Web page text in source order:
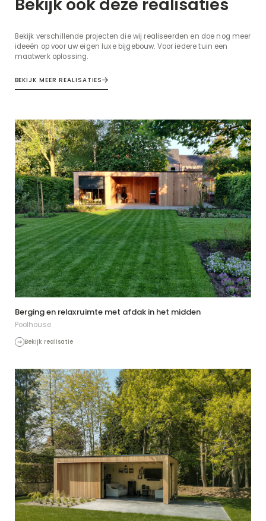
Bekijk verschillende projecten die wij realiseerden en doe nog meer
ideeën op voor uw eigen luxe bijgebouw. Voor iedere tuin een
maatwerk oplossing.
BEKIJK MEER REALISATIES
Berging en relaxruimte met afdak in het midden
Poolhouse
Bekijk realisatie